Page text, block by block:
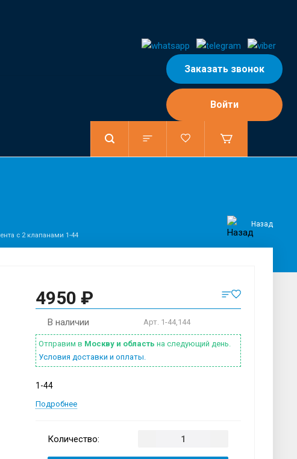
Заказать звонок
Войти
с 2 клапанами 1-44
Назад
4950 ₽
В наличии Арт. 1-44,144
Отправим в Москву и область на следующий день.
Условия доставки и оплаты.
1-44
Подробнее
Количество: